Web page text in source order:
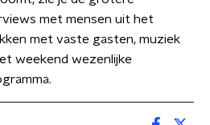
met mensen uit het
met vaste gasten, muziek
weekend wezenlijke